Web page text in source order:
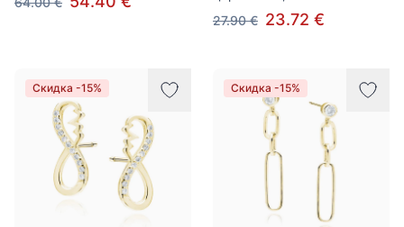
27.90 € 23.72 €
Скидка -15% Скидка -15%